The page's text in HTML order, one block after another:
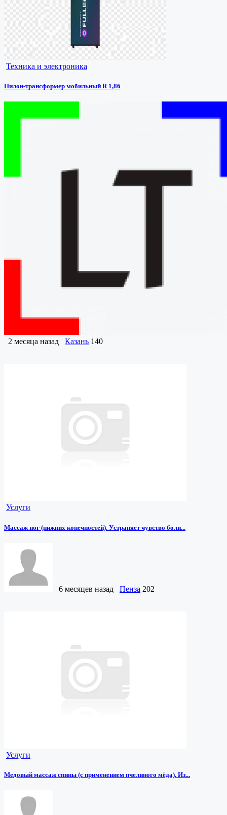
Техника и электроника
Пилон-трансформер мобильный R 1,86
2 месяца назад Казань 140
Услуги
Массаж ног (нижних конечностей). Устраняет чувство боли...
6 месяцев назад Пенза 202
Услуги
Медовый массаж спины (с применением пчелиного мёда). Из...